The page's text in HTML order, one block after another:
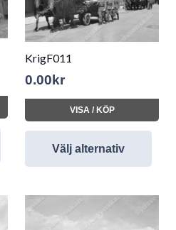
KrigF011
0.00 kr
VISA / KÖP
Välj alternativ